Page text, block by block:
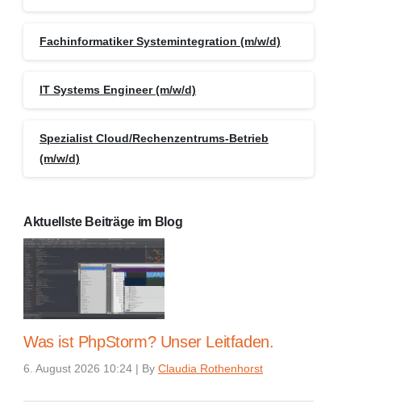
Fachinformatiker Systemintegration (m/w/d)
IT Systems Engineer (m/w/d)
Spezialist Cloud/Rechenzentrums-Betrieb
(m/w/d)
Aktuellste Beiträge im Blog
Was ist PhpStorm? Unser Leitfaden.
6. August 2026 10:24 | By Claudia Rothenhorst